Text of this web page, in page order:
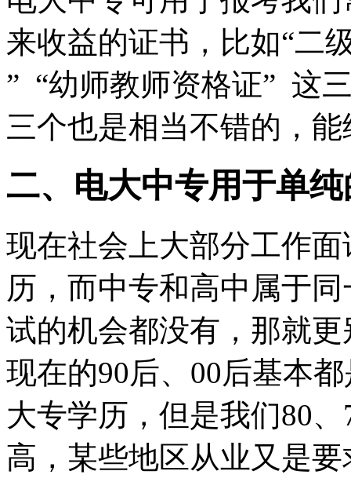
来收益的证书，比如“二
” “幼师教师资格证” 这
三个也是相当不错的，
二、电大中专用于单
现在社会上大部分工作
历，而中专和高中属于
试的机会都没有，那就
现在的90后、00后基本
大专学历，但是我们80
高，某些地区从业又是